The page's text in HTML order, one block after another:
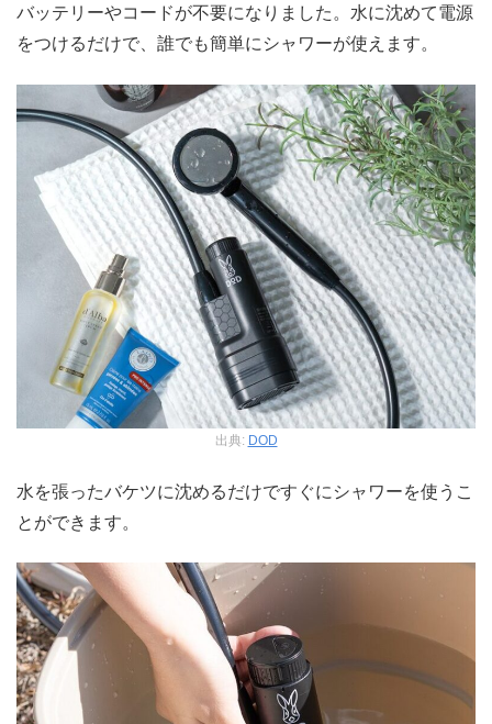
バッテリーやコードが不要になりました。水に沈めて電源
をつけるだけで、誰でも簡単にシャワーが使えます。
出典: DOD
水を張ったバケツに沈めるだけですぐにシャワーを使うこ
とができます。